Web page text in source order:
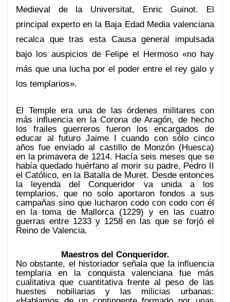
Medieval de la Universitat, Enric Guinot. El
principal experto en la Baja Edad Media valenciana
recalca que tras esta Causa general impulsada
bajo los auspicios de Felipe el Hermoso «no hay
más que una lucha por el poder entre el rey galo y
los templarios».
El Temple era una de las órdenes militares con
más influencia en la Corona de Aragón, de hecho
los frailes guerreros fueron los encargados de
educar al futuro Jaime I cuando con sólo cinco
años fue enviado al castillo de Monzón (Huesca)
en la primavera de 1214. Hacía seis meses que se
había quedado huérfano al morir su padre, Pedro II
el Católico, en la Batalla de Muret. Desde entonces
la leyenda del Conqueridor va unida a los
templarios, que no solo aportaron fondos a sus
campañas sino que lucharon codo con codo con él
en la toma de Mallorca (1229) y en las cuatro
guerras entre 1233 y 1258 en las que se forjó el
Reino de Valencia.
Maestros del Conqueridor.
No obstante, el historiador señala que la influencia
templaria en la conquista valenciana fue más
cualitativa que cuantitativa frente al peso de las
huestes nobiliarias y las milicias urbanas: